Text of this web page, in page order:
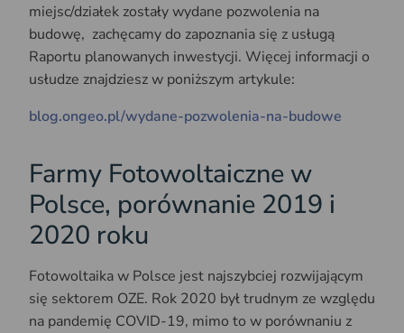
miejsc/działek zostały wydane pozwolenia na
budowę, zachęcamy do zapoznania się z usługą
Raportu planowanych inwestycji. Więcej informacji o
usłudze znajdziesz w poniższym artykule:
blog.ongeo.pl/wydane-pozwolenia-na-budowe
Farmy Fotowoltaiczne w
Polsce, porównanie 2019 i
2020 roku
Fotowoltaika w Polsce jest najszybciej rozwijającym
się sektorem OZE. Rok 2020 był trudnym ze względu
na pandemię COVID-19, mimo to w porównaniu z